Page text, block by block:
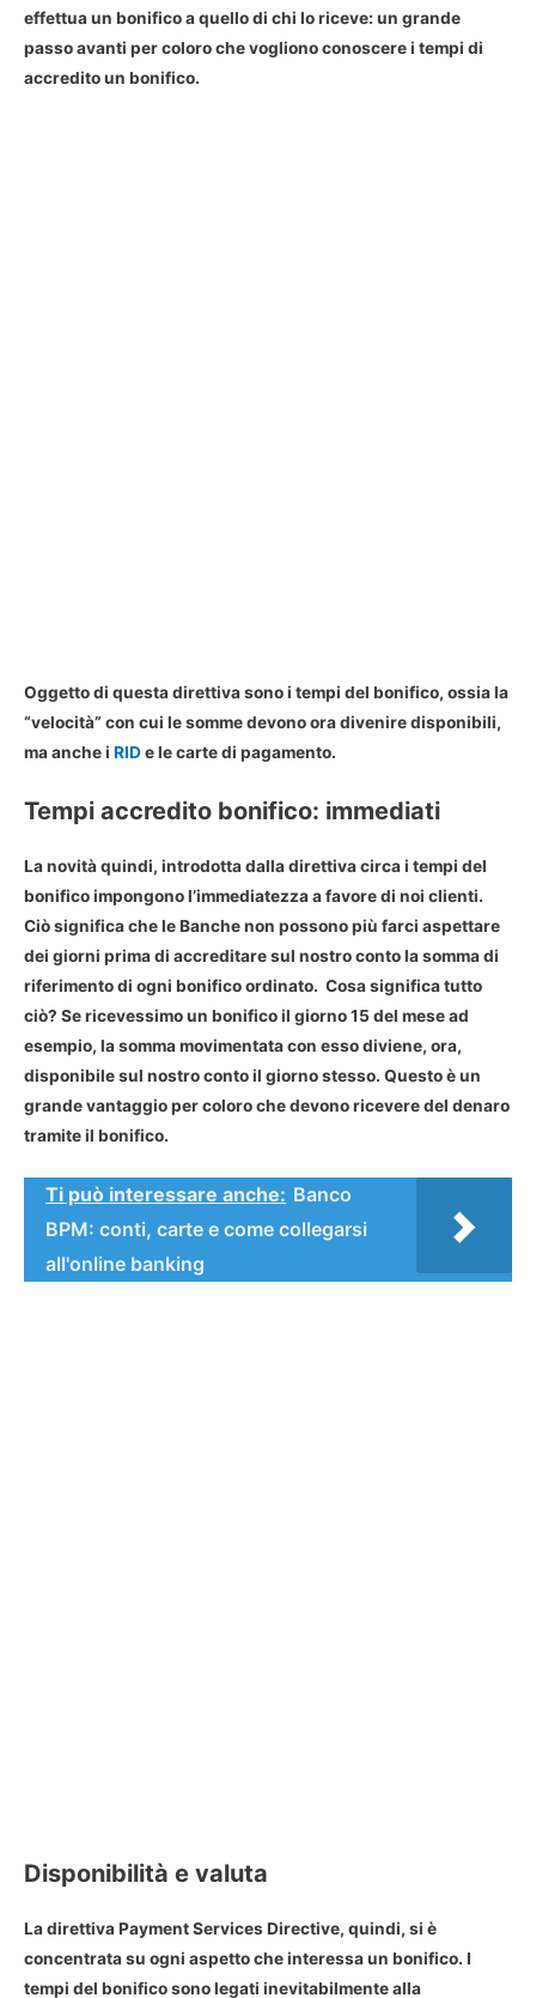
effettua un bonifico a quello di chi lo riceve: un grande
passo avanti per coloro che vogliono conoscere i tempi di
accredito un bonifico.
Oggetto di questa direttiva sono i tempi del bonifico, ossia la
“velocità” con cui le somme devono ora divenire disponibili,
ma anche i RIDe le carte di pagamento.
Tempi accredito bonifico: immediati
La novità quindi, introdotta dalla direttiva circa i tempi del
bonificoimpongono l’immediatezza a favore di noi clienti.
Ciò significa che le Banche non possono più farci aspettare
dei giorni prima di accreditare sul nostro conto la somma di
riferimento di ogni bonifico ordinato. Cosa significa tutto
ciò? Se ricevessimo un bonifico il giorno 15 del mese ad
esempio, la somma movimentata con esso diviene, ora,
disponibile sul nostro conto il giorno stesso. Questo è un
grande vantaggio per coloro che devono ricevere del denaro
tramite il bonifico.
Ti può interessare anche: Banco
BPM: conti, carte e come collegarsi
all'online banking
Disponibilità e valuta
La direttivaPayment Services Directive, quindi, si è
concentrata su ogni aspetto che interessa un bonifico. I
tempi del bonifico sono legati inevitabilmente alla